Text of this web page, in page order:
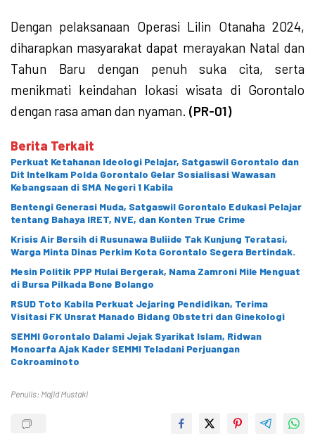
Dengan pelaksanaan Operasi Lilin Otanaha 2024,
diharapkan masyarakat dapat merayakan Natal dan
Tahun Baru dengan penuh suka cita, serta
menikmati keindahan lokasi wisata di Gorontalo
dengan rasa aman dan nyaman. (PR-01)
Berita Terkait
Perkuat Ketahanan Ideologi Pelajar, Satgaswil Gorontalo dan
Dit Intelkam Polda Gorontalo Gelar Sosialisasi Wawasan
Kebangsaan di SMA Negeri 1 Kabila
Bentengi Generasi Muda, Satgaswil Gorontalo Edukasi Pelajar
tentang Bahaya IRET, NVE, dan Konten True Crime
Krisis Air Bersih di Rusunawa Buliide Tak Kunjung Teratasi,
Warga Minta Dinas Perkim Kota Gorontalo Segera Bertindak.
Mesin Politik PPP Mulai Bergerak, Nama Zamroni Mile Menguat
di Bursa Pilkada Bone Bolango
RSUD Toto Kabila Perkuat Jejaring Pendidikan, Terima
Visitasi FK Unsrat Manado Bidang Obstetri dan Ginekologi
SEMMI Gorontalo Dalami Jejak Syarikat Islam, Ridwan
Monoarfa Ajak Kader SEMMI Teladani Perjuangan
Cokroaminoto
Penulis: Majid Mustaki